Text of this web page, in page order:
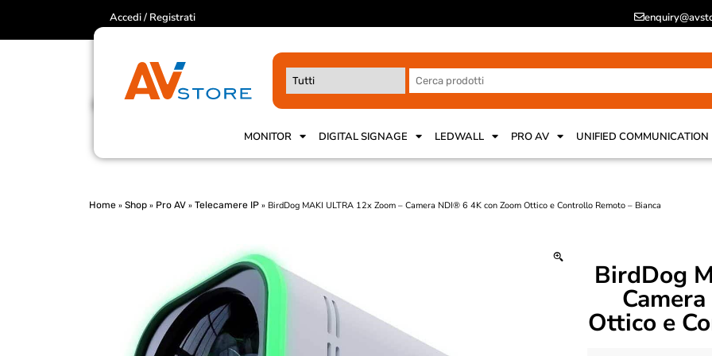
Accedi / Registrati
MONITOR DIGITAL SIGNAGE LEDWALL PRO AV UNIFIED COMMUNICATION
Home » Shop » Pro AV » Telecamere IP » BirdDog MAKI ULTRA 12x Zoom – Camera NDI® 6 4K con Zoom Ottico e Controllo Remoto – Bianca
BirdDog
Ottico e